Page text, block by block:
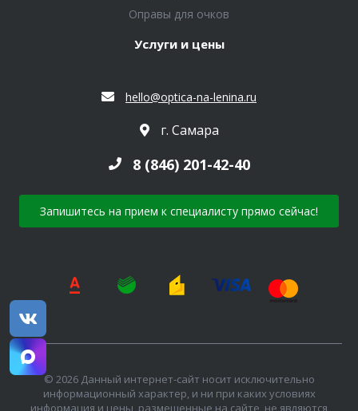
Оправы для очков
Услуги и цены
hello@optica-na-lenina.ru
г. Самара
8 (846) 201-42-40
Запишитесь на прием к специалисту прямо сейчас!
© 2026 Данный интернет-сайт носит исключительно
информационный характер, и ни при каких условиях
информация и цены, размещенные на сайте, не являются